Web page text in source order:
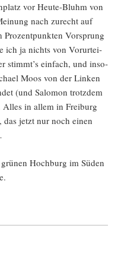
vor Heu­te-Bluhm von
nach zurecht auf
Vor­sprung
ich ja nichts von Vor­ur­tei­
stimmt’s ein­fach, und inso­
Moos von der Lin­ken
(und Salo­mon trotz­dem
in allem in Frei­burg
jetzt nur noch einen
Hoch­burg im Süden